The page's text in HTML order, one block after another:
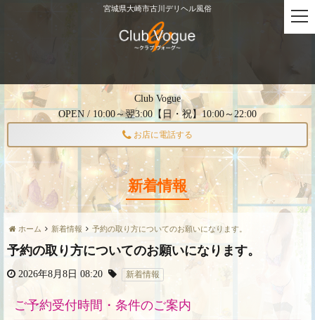
宮城県大崎市古川デリヘル風俗
Club Vogue
OPEN / 10:00～翌3:00【日・祝】10:00～22:00
お店に電話する
新着情報
ホーム 新着情報 予約の取り方についてのお願いになります。
予約の取り方についてのお願いになります。
2026年8月8日 08:20 新着情報
ご予約受付時間・条件のご案内
t
o
e
n
a
i
a
t
i